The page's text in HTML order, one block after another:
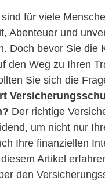
für viele
Abenteuer und
Doch bevor Sie die
den Weg zu Ihren
Sie sich die
Der richtige
um nicht nur
Ihre finanziellen
Artikel
den